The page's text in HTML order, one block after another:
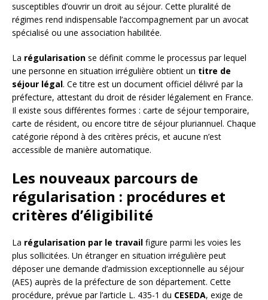
susceptibles d’ouvrir un droit au séjour. Cette pluralité de
régimes rend indispensable l’accompagnement par un avocat
spécialisé ou une association habilitée.
La régularisation se définit comme le processus par lequel
une personne en situation irrégulière obtient un titre de
séjour légal. Ce titre est un document officiel délivré par la
préfecture, attestant du droit de résider légalement en France.
Il existe sous différentes formes : carte de séjour temporaire,
carte de résident, ou encore titre de séjour pluriannuel. Chaque
catégorie répond à des critères précis, et aucune n’est
accessible de manière automatique.
Les nouveaux parcours de
régularisation : procédures et
critères d’éligibilité
La régularisation par le travail figure parmi les voies les
plus sollicitées. Un étranger en situation irrégulière peut
déposer une demande d’admission exceptionnelle au séjour
(AES) auprès de la préfecture de son département. Cette
procédure, prévue par l’article L. 435-1 du CESEDA, exige de